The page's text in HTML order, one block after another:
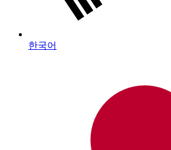
한국어